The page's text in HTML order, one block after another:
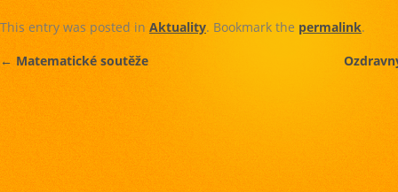
This entry was posted in Aktuality. Bookmark the permalink.
← Matematické soutěže